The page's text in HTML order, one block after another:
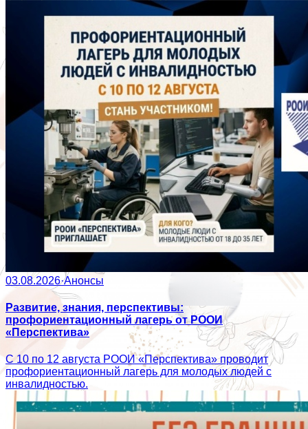
03.08.2026·Анонсы
Развитие, знания, перспективы:
профориентационный лагерь от РООИ
«Перспектива»
С 10 по 12 августа РООИ «Перспектива» проводит
профориентационный лагерь для молодых людей с
инвалидностью.